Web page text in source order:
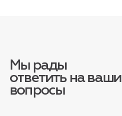
Мы рады
ответить на ваши
вопросы